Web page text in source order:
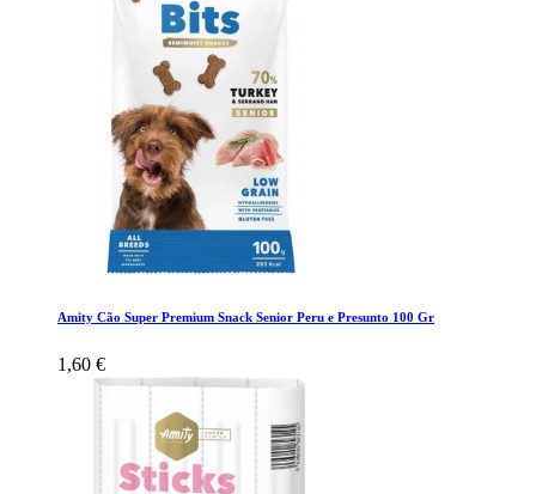
Amity Cão Super Premium Snack Senior Peru e Presunto 100 Gr
1,60 €